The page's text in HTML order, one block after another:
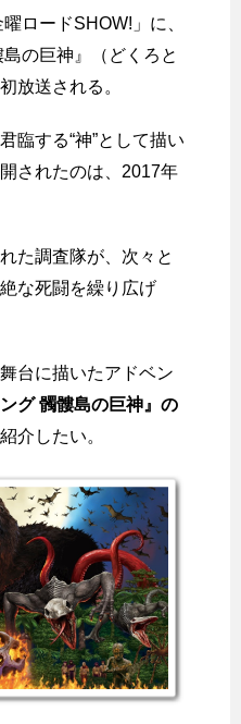
ロードSHOW!」に、
の巨神』（どくろと
放送される。
臨する“神”として描い
されたのは、2017年
た調査隊が、次々と
な死闘を繰り広げ
台に描いたアドベン
ング 髑髏島の巨神』の
介したい。